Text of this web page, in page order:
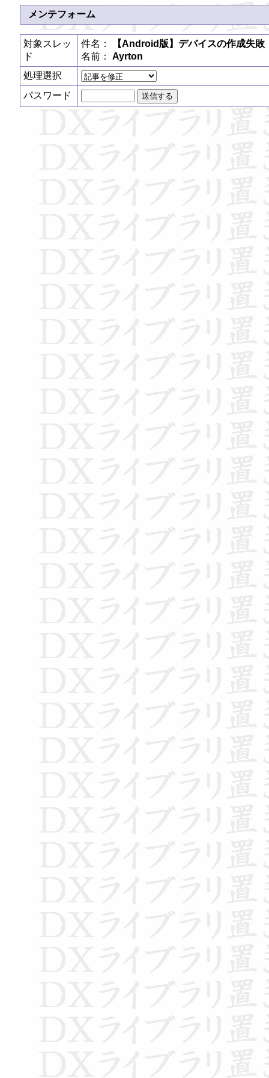
メンテフォーム
対象スレッ
ド
件名：
【Android版】デバイスの作成失敗
名前： Ayrton
処理選択
パスワード